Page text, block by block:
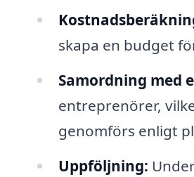
skapa en budget
Samordning med
entreprenörer,
genomförs enligt
Uppföljning: